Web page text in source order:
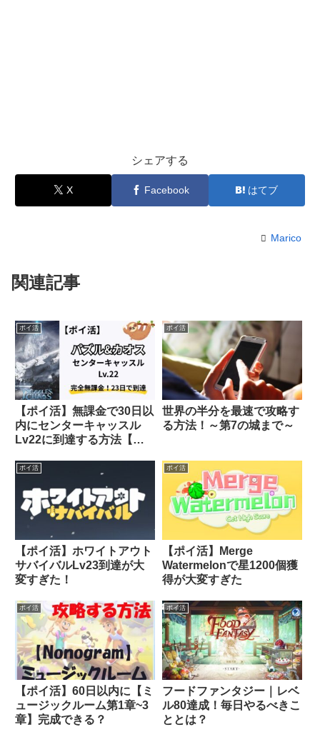
シェアする
X Facebook はてブ
Marico
関連記事
ポイ活
【ポイ活】無課金で30日以
内にセンターキャッスル
Lv22に到達する方法【パ
ポイ活
世界の半分を最速で攻略す
る方法！～第7の城まで～
ポイ活
【ポイ活】ホワイトアウト
サバイバルLv23到達が大
変すぎた！
ポイ活
【ポイ活】Merge
Watermelonで星1200個獲
得が大変すぎた
ポイ活
【ポイ活】60日以内に【ミ
ュージックルーム第1章~3
章】完成できる？
ポイ活
フードファンタジー｜レベ
ル80達成！毎日やるべきこ
ととは？